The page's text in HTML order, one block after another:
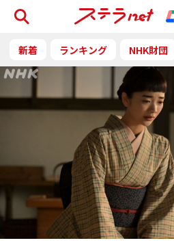
検索
新着 ランキング NHK財団